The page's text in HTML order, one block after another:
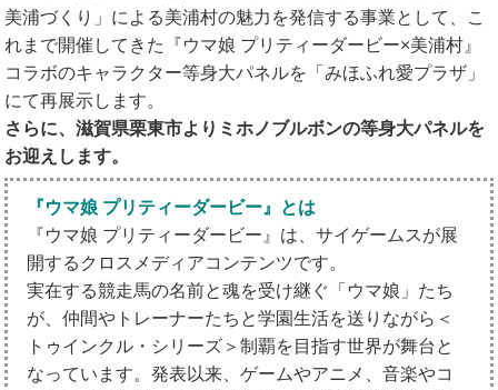
美浦づくり」による美浦村の魅力を発信する事業として、こ
れまで開催してきた『ウマ娘 プリティーダービー×美浦村』
コラボのキャラクター等身大パネルを「みほふれ愛プラザ」
にて再展示します。
さらに、滋賀県栗東市よりミホノブルボンの等身大パネルを
お迎えします。
『ウマ娘 プリティーダービー』とは
『ウマ娘 プリティーダービー』は、サイゲームスが展
開するクロスメディアコンテンツです。
実在する競走馬の名前と魂を受け継ぐ「ウマ娘」たち
が、仲間やトレーナーたちと学園生活を送りながら＜
トゥインクル・シリーズ＞制覇を目指す世界が舞台と
なっています。発表以来、ゲームやアニメ、音楽やコ